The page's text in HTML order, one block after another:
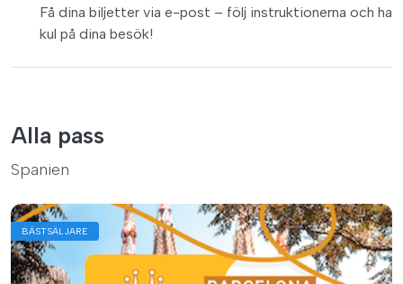
Få dina biljetter via e-post – följ instruktionerna och ha
kul på dina besök!
Alla pass
Spanien
BÄSTSÄLJARE